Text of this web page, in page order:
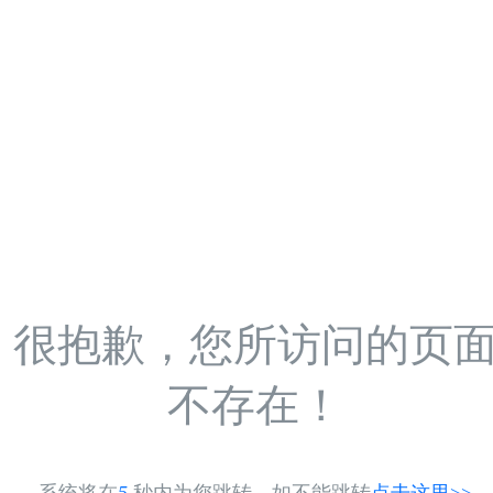
很抱歉，您所访问的页
不存在！